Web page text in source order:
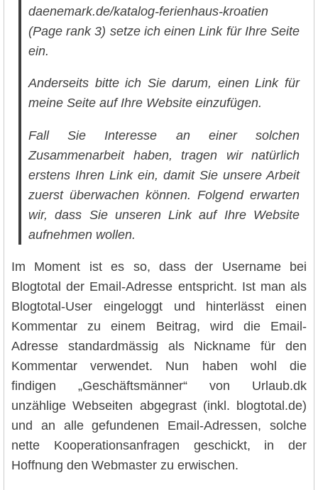
daenemark.de/katalog-ferienhaus-kroatien
(Page rank 3) setze ich einen Link für Ihre Seite
ein.
Anderseits bitte ich Sie darum, einen Link für
meine Seite auf Ihre Website einzufügen.
Fall Sie Interesse an einer solchen
Zusammenarbeit haben, tragen wir natürlich
erstens Ihren Link ein, damit Sie unsere Arbeit
zuerst überwachen können. Folgend erwarten
wir, dass Sie unseren Link auf Ihre Website
aufnehmen wollen.
Im Moment ist es so, dass der Username bei
Blogtotal der Email-Adresse entspricht. Ist man als
Blogtotal-User eingeloggt und hinterlässt einen
Kommentar zu einem Beitrag, wird die Email-
Adresse standardmässig als Nickname für den
Kommentar verwendet. Nun haben wohl die
findigen „Geschäftsmänner“ von Urlaub.dk
unzählige Webseiten abgegrast (inkl. blogtotal.de)
und an alle gefundenen Email-Adressen, solche
nette Kooperationsanfragen geschickt, in der
Hoffnung den Webmaster zu erwischen.